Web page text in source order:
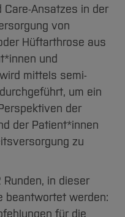
Care-Ansatzes in der
von
Hüftarthrose aus
und
mittels semi-
um ein
der
der Patient*innen
zu
in dieser
beantwortet werden:
für die